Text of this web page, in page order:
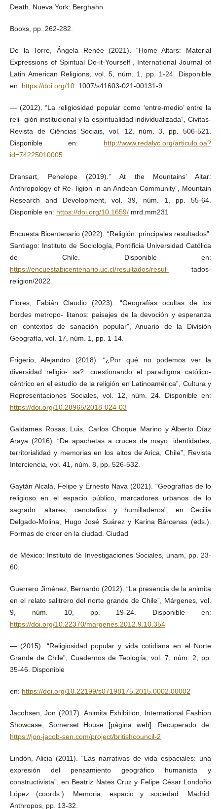
Death. Nueva York: Berghahn
Books, pp. 262-282.
De la Torre, Ángela Renée (2021). “Home Altars: Material
Expressions of Spiritual Do-it-Yourself”, International Journal of
Latin American Religions, vol. 5, núm. 1, pp. 1-24. Disponible
en: https://doi.org/10. 1007/s41603-021-00131-9
— (2012). “La religiosidad popular como ‘entre-medio’ entre la
reli- gión institucional y la espiritualidad individualizada”, Civitas-
Revista de Ciências Sociais, vol. 12, núm. 3, pp. 506-521.
Disponible en: http://www.redalyc.org/articulo.oa?
id=74225010005
Dransart, Penelope (2019).” At the Mountains’ Altar:
Anthropology of Re- ligion in an Andean Community”, Mountain
Research and Development, vol. 39, núm. 1, pp. 55-64.
Disponible en: https://doi.org/10.1659/mrd.mm231
Encuesta Bicentenario (2022). “Religión: principales resultados”.
Santiago: Instituto de Sociología, Pontificia Universidad Católica
de Chile. Disponible en:
https://encuestabicentenario.uc.cl/resultados/resul- tados-
religion/2022
Flores, Fabián Claudio (2023). “Geografías ocultas de los
bordes metropo- litanos: paisajes de la devoción y esperanza
en contextos de sanación popular”, Anuario de la División
Geografía, vol. 17, núm. 1, pp. 1-14.
Frigerio, Alejandro (2018). “¿Por qué no podemos ver la
diversidad religio- sa?: cuestionando el paradigma católico-
céntrico en el estudio de la religión en Latinoamérica”, Cultura y
Representaciones Sociales, vol. 12, núm. 24. Disponible en:
https://doi.org/10.28965/2018-024-03
Galdames Rosas, Luis, Carlos Choque Marino y Alberto Díaz
Araya (2016). “De apachetas a cruces de mayo: identidades,
territorialidad y memorias en los altos de Arica, Chile”, Revista
Interciencia, vol. 41, núm. 8, pp. 526-532.
Gaytán Alcalá, Felipe y Ernesto Nava (2021). “Geografías de lo
religioso en el espacio público, marcadores urbanos de lo
sagrado: altares, cenotafios y humilladeros”, en Cecilia
Delgado-Molina, Hugo José Suárez y Karina Bárcenas (eds.).
Formas de creer en la ciudad. Ciudad
de México: Instituto de Investigaciones Sociales, unam, pp. 23-
60.
Guerrero Jiménez, Bernardo (2012). “La presencia de la animita
en el relato salitrero del norte grande de Chile”, Márgenes, vol.
9, núm. 10, pp. 19-24. Disponible en:
https://doi.org/10.22370/margenes.2012.9.10.354
— (2015). “Religiosidad popular y vida cotidiana en el Norte
Grande de Chile”, Cuadernos de Teología, vol. 7, núm. 2, pp.
35-46. Disponible
en: https://doi.org/10.22199/s07198175.2015.0002.00002
Jacobsen, Jon (2017). Animita Exhibition, International Fashion
Showcase, Somerset House [página web]. Recuperado de:
https://jon-jacob-sen.com/project/britishcouncil-2
Lindón, Alicia (2011). “Las narrativas de vida espaciales: una
expresión del pensamiento geográfico humanista y
constructivista”, en Beatriz Nates Cruz y Felipe César Londoño
López (coords.). Memoria, espacio y sociedad. Madrid:
Anthropos, pp. 13-32.